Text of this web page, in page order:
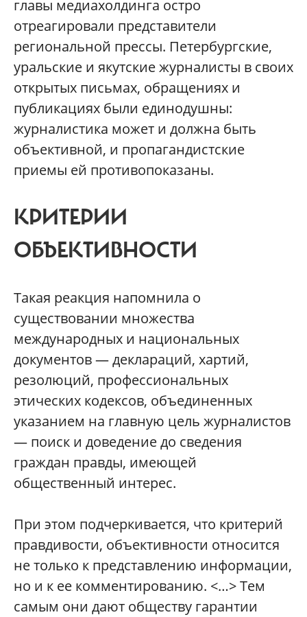
главы медиахолдинга остро
отреагировали представители
региональной прессы. Петербургские,
уральские и якутские журналисты в своих
открытых письмах, обращениях и
публикациях были единодушны:
журналистика может и должна быть
объективной, и пропагандистские
приемы ей противопоказаны.
КРИТЕРИИ
ОБЪЕКТИВНОСТИ
Такая реакция напомнила о
существовании множества
международных и национальных
документов — деклараций, хартий,
резолюций, профессиональных
этических кодексов, объединенных
указанием на главную цель журналистов
— поиск и доведение до сведения
граждан правды, имеющей
общественный интерес.
При этом подчеркивается, что критерий
правдивости, объективности относится
не только к представлению информации,
но и к ее комментированию. <…> Тем
самым они дают обществу гарантии